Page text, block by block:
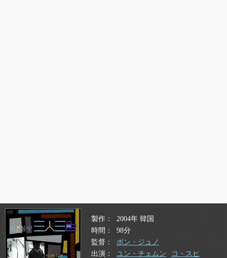
製作
2004年 韓国
時間
98分
監督
ポン・ジュノ
出演
ユン・チェムン
コ・スヒ